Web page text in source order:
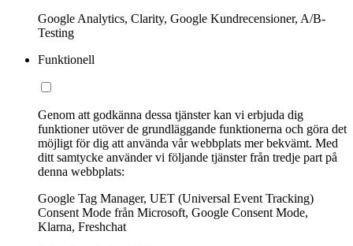
Google Analytics, Clarity, Google Kundrecensioner, A/B-
Testing
Funktionell
Genom att godkänna dessa tjänster kan vi erbjuda dig
funktioner utöver de grundläggande funktionerna och göra det
möjligt för dig att använda vår webbplats mer bekvämt. Med
ditt samtycke använder vi följande tjänster från tredje part på
denna webbplats:
Google Tag Manager, UET (Universal Event Tracking)
Consent Mode från Microsoft, Google Consent Mode,
Klarna, Freshchat